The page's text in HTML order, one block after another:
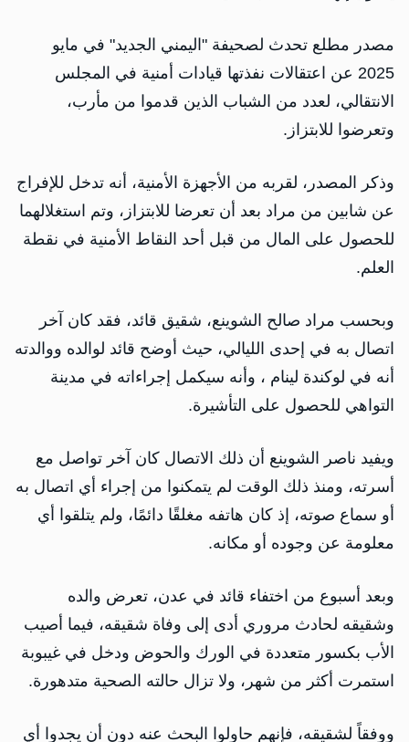
مصدر مطلع تحدث لصحيفة "اليمني الجديد" في مايو
2025 عن اعتقالات نفذتها قيادات أمنية في المجلس
الانتقالي، لعدد من الشباب الذين قدموا من مأرب،
وتعرضوا للابتزاز.
وذكر المصدر، لقربه من الأجهزة الأمنية، أنه تدخل للإفراج
عن شابين من مراد بعد أن تعرضا للابتزاز، وتم استغلالهما
للحصول على المال من قبل أحد النقاط الأمنية في نقطة
العلم.
وبحسب مراد صالح الشوينع، شقيق قائد، فقد كان آخر
اتصال به في إحدى الليالي، حيث أوضح قائد لوالده ووالدته
أنه في لوكندة لينام ، وأنه سيكمل إجراءاته في مدينة
التواهي للحصول على التأشيرة.
ويفيد ناصر الشوينع أن ذلك الاتصال كان آخر تواصل مع
أسرته، ومنذ ذلك الوقت لم يتمكنوا من إجراء أي اتصال به
أو سماع صوته، إذ كان هاتفه مغلقًا دائمًا، ولم يتلقوا أي
معلومة عن وجوده أو مكانه.
وبعد أسبوع من اختفاء قائد في عدن، تعرض والده
وشقيقه لحادث مروري أدى إلى وفاة شقيقه، فيما أصيب
الأب بكسور متعددة في الورك والحوض ودخل في غيبوبة
استمرت أكثر من شهر، ولا تزال حالته الصحية متدهورة.
ووفقاً لشقيقه، فإنهم حاولوا البحث عنه دون أن يجدوا أي